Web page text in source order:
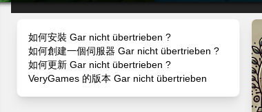
如何安裝 Gar nicht übertrieben ?
如何創建一個伺服器 Gar nicht übertrieben ?
如何更新 Gar nicht übertrieben ?
VeryGames 的版本 Gar nicht übertrieben